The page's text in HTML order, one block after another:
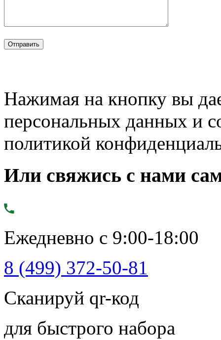
Нажимая на кнопку вы
персональных данных и
политикой
Или свяжись с нами
Ежедневно с 9:00-18:00
8 (499) 372-50-81
Сканируй qr-код
для быстрого набора